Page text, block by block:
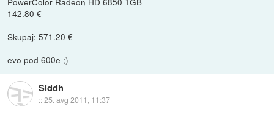
142.80 €
Skupaj: 571.20 €
evo pod 600e ;)
Siddh
::25. avg 2011, 11:37